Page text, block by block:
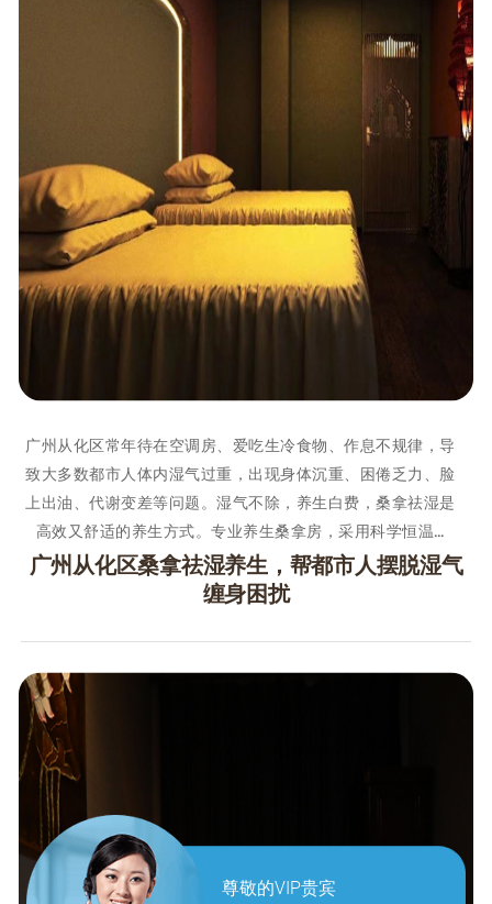
尊敬的VIP贵宾
广州从化区常年待在空调房、爱吃生冷食物、作息不规律，导
致大多数都市人体内湿气过重，出现身体沉重、困倦乏力、脸
上出油、代谢变差等问题。湿气不除，养生白费，桑拿祛湿是
高效又舒适的养生方式。专业养生桑拿房，采用科学恒温…
广州从化区桑拿祛湿养生，帮都市人摆脱湿气
缠身困扰